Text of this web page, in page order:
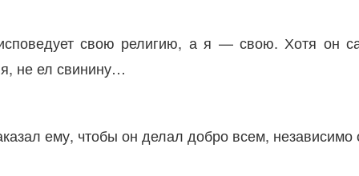
свою религию, а я — свою. Хотя он
не ел свинину…
ему, чтобы он делал добро всем, независимо